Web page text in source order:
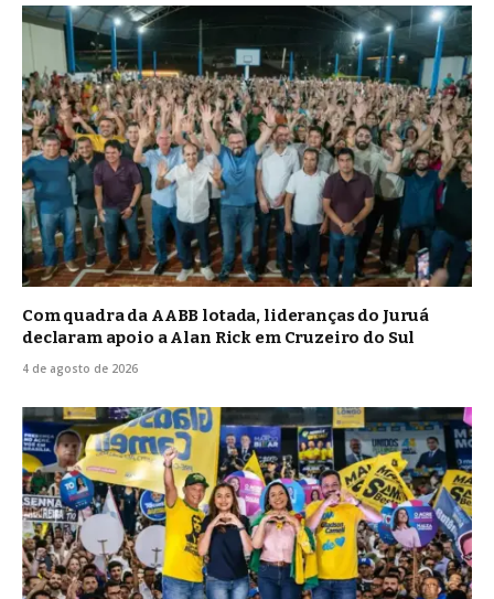
Com quadra da AABB lotada, lideranças do Juruá
declaram apoio a Alan Rick em Cruzeiro do Sul
4 de agosto de 2026